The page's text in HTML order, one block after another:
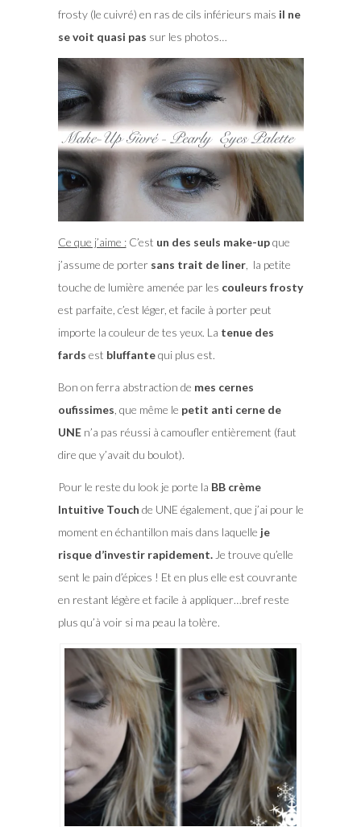
frosty (le cuivré) en ras de cils inférieurs mais il ne
se voit quasi pas sur les photos…
Ce que j’aime :C’est un des seuls make-upque
j’assume de porter sans trait de liner, la petite
touche de lumière amenée par les couleurs frosty
est parfaite, c’est léger, et facile à porter peut
importe la couleur de tes yeux. La tenue des
fards est bluffantequi plus est.
Bon on ferra abstraction de mes cernes
oufissimes , que même le petit anti cerne de
UNEn’a pas réussi à camoufler entièrement (faut
dire que y’avait du boulot).
Pour le reste du look je porte la BB crème
Intuitive Touch de UNE également, que j’ai pour le
moment en échantillon mais dans laquelle je
risque d’investir rapidement.Je trouve qu’elle
sent le pain d’épices ! Et en plus elle est couvrante
en restant légère et facile à appliquer…bref reste
plus qu’à voir si ma peau la tolère.